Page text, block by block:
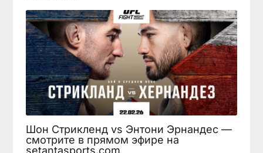
Шон Стрикленд vs Энтони Эрнандес —
смотрите в прямом эфире на